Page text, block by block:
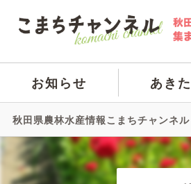
お知らせ あき
秋田県農林水産情報こまちチャンネル